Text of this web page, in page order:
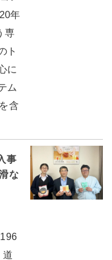
年
専
ト
に
ム
含
事
な
道